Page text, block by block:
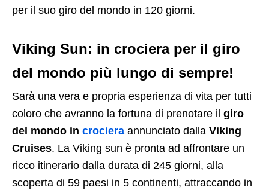
per il suo giro del mondo in 120 giorni.
Viking Sun: in crociera per il giro
del mondo più lungo di sempre!
Sarà una vera e propria esperienza di vita per tutti
coloro che avranno la fortuna di prenotare il giro
del mondo in crociera annunciato dalla Viking
Cruises. La Viking sun è pronta ad affrontare un
ricco itinerario dalla durata di 245 giorni, alla
scoperta di 59 paesi in 5 continenti, attraccando in